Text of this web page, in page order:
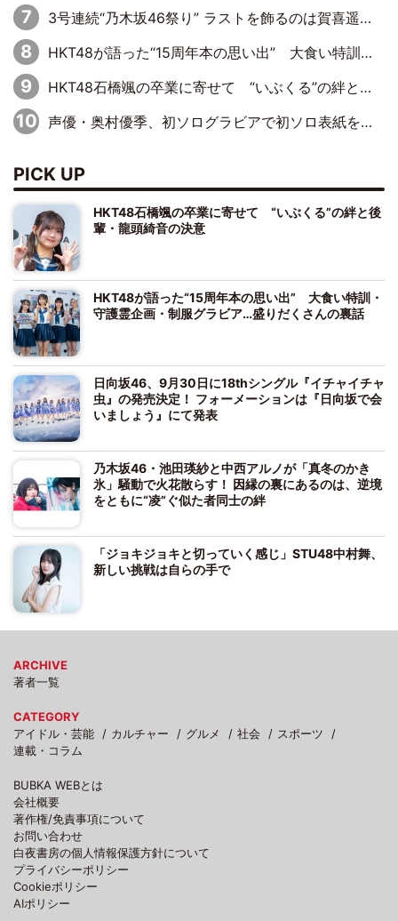
3号連続“乃木坂46祭り” ラストを飾るのは賀喜遥香…5年ぶりの登場に「5年分大人になった私を見ていただけたら」
HKT48が語った“15周年本の思い出” 大食い特訓・守護霊企画・制服グラビア…盛りだくさんの裏話
HKT48石橋颯の卒業に寄せて “いぶくる”の絆と後輩・龍頭綺音の決意
声優・奥村優季、初ソログラビアで初ソロ表紙を飾る！ 初めて見せる表情や、声優を志したきっかけなどを語った必読のインタビューを掲載
PICK UP
HKT48石橋颯の卒業に寄せて “いぶくる”の絆と後
輩・龍頭綺音の決意
HKT48が語った“15周年本の思い出” 大食い特訓・
守護霊企画・制服グラビア…盛りだくさんの裏話
日向坂46、9月30日に18thシングル『イチャイチャ
虫』の発売決定！ フォーメーションは『日向坂で会
いましょう』にて発表
乃木坂46・池田瑛紗と中西アルノが「真冬のかき
氷」騒動で火花散らす！ 因縁の裏にあるのは、逆境
をともに“凌”ぐ似た者同士の絆
「ジョキジョキと切っていく感じ」STU48中村舞、
新しい挑戦は自らの手で
ARCHIVE
著者一覧
CATEGORY
アイドル・芸能
カルチャー グルメ 社会
スポーツ
連載・コラム
BUBKA WEBとは
会社概要
著作権/免責事項について
お問い合わせ
白夜書房の個人情報保護方針について
プライバシーポリシー
Cookieポリシー
AIポリシー